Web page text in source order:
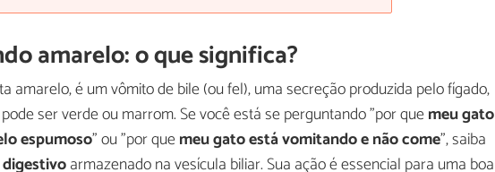
amarelo: o que significa?
amarelo, é um vômito de bile (ou fel), uma secreção produzida pelo fígado,
ser verde ou marrom. Se você está se perguntando "por quemeu gato
espumoso" ou "por quemeu gato está vomitando e não come", saiba
armazenado na vesícula biliar. Sua ação é essencial para uma boa